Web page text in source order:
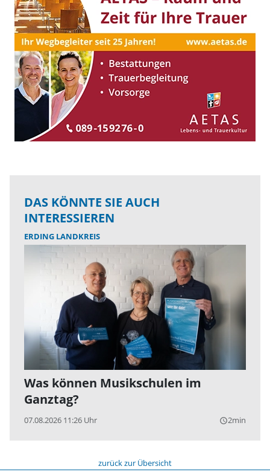
DAS KÖNNTE SIE AUCH
INTERESSIEREN
ERDING LANDKREIS
Was können Musikschulen im
Ganztag?
07.08.2026 11:26 Uhr query_builder2min
zurück zur Übersicht